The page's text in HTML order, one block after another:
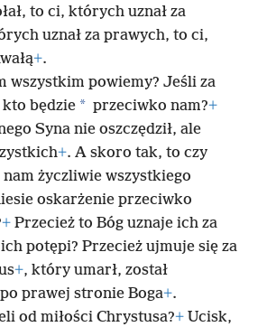
to ci, których uznał za
uznał za prawych, to ci,
+.
wszystkim powiemy? Jeśli za
będzie * przeciwko nam?+
Syna nie oszczędził, ale
+. A skoro tak, to czy
życzliwie wszystkiego
oskarżenie przeciwko
+ Przecież to Bóg uznaje ich za
potępi? Przecież ujmuje się za
+, który umarł, został
prawej stronie Boga+.
od miłości Chrystusa?+ Ucisk,